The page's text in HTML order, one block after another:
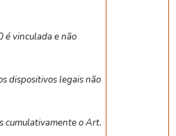
é vinculada e não
dispositivos legais não
cumulativamente o Art.